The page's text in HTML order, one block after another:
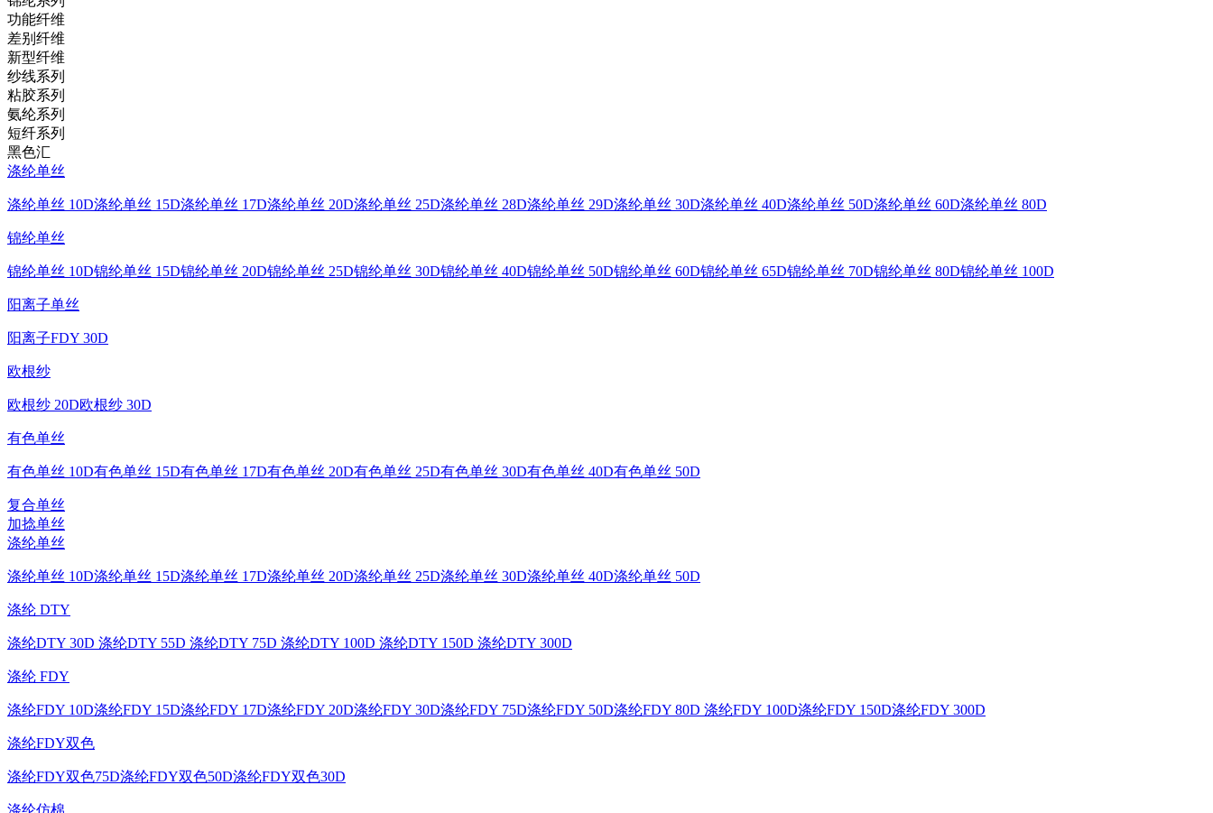
功能纤维
差别纤维
新型纤维
纱线系列
粘胶系列
氨纶系列
短纤系列
黑色汇
涤纶单丝
涤纶单丝 10D涤纶单丝 15D涤纶单丝 17D涤纶单丝 20D涤纶单丝 25D涤纶单丝 28D涤纶单丝 29D涤纶单丝 30D涤纶单丝 40D涤纶单丝 50D涤纶单丝 60D涤纶单丝 80D
锦纶单丝
锦纶单丝 10D锦纶单丝 15D锦纶单丝 20D锦纶单丝 25D锦纶单丝 30D锦纶单丝 40D锦纶单丝 50D锦纶单丝 60D锦纶单丝 65D锦纶单丝 70D锦纶单丝 80D锦纶单丝 100D
阳离子单丝
阳离子FDY 30D
欧根纱
欧根纱 20D欧根纱 30D
有色单丝
有色单丝 10D有色单丝 15D有色单丝 17D有色单丝 20D有色单丝 25D有色单丝 30D有色单丝 40D有色单丝 50D
复合单丝
加捻单丝
涤纶单丝
涤纶单丝 10D涤纶单丝 15D涤纶单丝 17D涤纶单丝 20D涤纶单丝 25D涤纶单丝 30D涤纶单丝 40D涤纶单丝 50D
涤纶 DTY
涤纶DTY 30D 涤纶DTY 55D 涤纶DTY 75D 涤纶DTY 100D 涤纶DTY 150D 涤纶DTY 300D
涤纶 FDY
涤纶FDY 10D涤纶FDY 15D涤纶FDY 17D涤纶FDY 20D涤纶FDY 30D涤纶FDY 75D涤纶FDY 50D涤纶FDY 80D 涤纶FDY 100D涤纶FDY 150D涤纶FDY 300D
涤纶FDY双色
涤纶FDY双色75D涤纶FDY双色50D涤纶FDY双色30D
涤纶仿棉